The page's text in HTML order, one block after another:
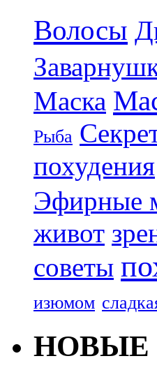
Волосы
Маска
Рыба
похудения
Эфирные
живот
советы
изюмом
НОВЫЕ